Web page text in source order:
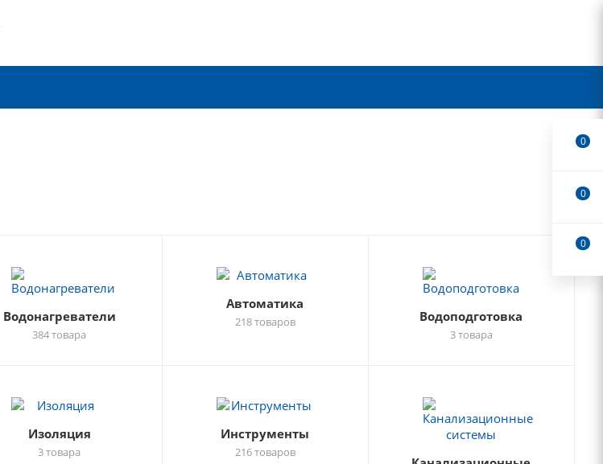
Водонагреватели
384 товара
Автоматика
218 товаров Водоподготовка
3 товара
Изоляция
3 товара
Инструменты
216 товаров
0
0
0